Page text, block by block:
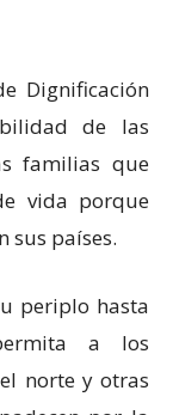
Dignificación
de las
familias que
vida porque
sus países.
periplo hasta
a los
norte y otras